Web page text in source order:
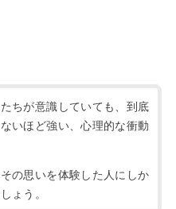
ちが意識していても、到底
いほど強い、心理的な衝動
の思いを体験した人にしか
ょう。